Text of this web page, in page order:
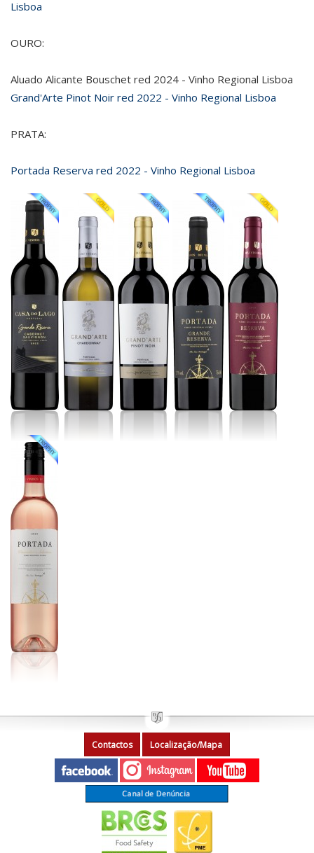
Lisboa
OURO:
Aluado Alicante Bouschet red 2024 - Vinho Regional Lisboa
Grand'Arte Pinot Noir red 2022 - Vinho Regional Lisboa
PRATA:
Portada Reserva red 2022 - Vinho Regional Lisboa
Contactos Localização/Mapa